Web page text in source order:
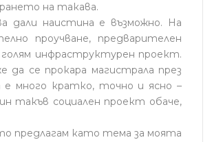
на такава.
дали наистина е възможно. На
проучване, предварителен
голям инфраструктурен проект.
да се прокара магистрала през
много кратко, точно и ясно –
такъв социален проект обаче,
предлагам като тема за моята